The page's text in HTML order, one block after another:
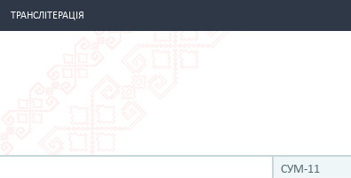
ТРАНСЛІТЕРАЦІЯ
СУМ-11